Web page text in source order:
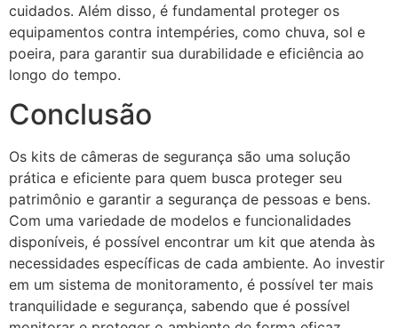
cuidados. Além disso, é fundamental proteger os
equipamentos contra intempéries, como chuva, sol e
poeira, para garantir sua durabilidade e eficiência ao
longo do tempo.
Conclusão
Os kits de câmeras de segurança são uma solução
prática e eficiente para quem busca proteger seu
patrimônio e garantir a segurança de pessoas e bens.
Com uma variedade de modelos e funcionalidades
disponíveis, é possível encontrar um kit que atenda às
necessidades específicas de cada ambiente. Ao investir
em um sistema de monitoramento, é possível ter mais
tranquilidade e segurança, sabendo que é possível